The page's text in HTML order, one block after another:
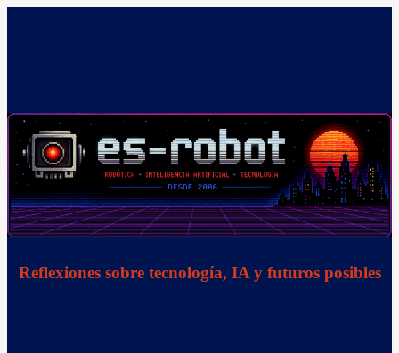
Reflexiones sobre tecnología, IA y futuros posibles